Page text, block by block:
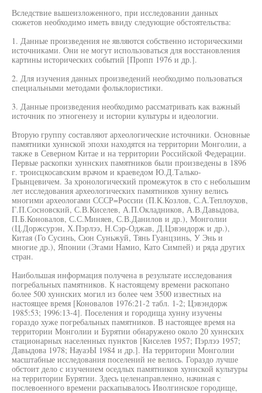
Вследствие вышеизложенного, при исследовании данных
сюжетов необходимо иметь ввиду следующие обстоятельства:
1. Данные произведения не являются собственно историческими
источниками. Они не могут использоваться для восстановления
картины исторических событий [Пропп 1976 и др.].
2. Для изучения данных произведений необходимо пользоваться
специальными методами фольклористики.
3. Данные произведения необходимо рассматривать как важный
источник по этногенезу и истории культуры и идеологии.
Вторую группу составляют археологические источники. Основные
памятники хуннской эпохи находятся на территории Монголии, а
также в Северном Китае и на территории Российской Федерации.
Первые раскопки хуннских памятников были произведены в 1896
г. троисцкосавским врачом и краеведом Ю.Д.Талько-
Грынцевичем. За хронологический промежуток в сто с небольшим
лет исследования археологических памятников хунну велись
многими археологами СССР=России (П.К.Козлов, С.А.Теплоухов,
Г.П.Сосновский, С.В.Киселев, А.П.Окладников, А.В.Давыдова,
П.Б.Коновалов, С.С.Миняев, С.В.Данилов и др.), Монголии
(Ц.Доржсурэн, Х.Пэрлээ, Н.Сэр-Оджав, Д.Цэвэндорж и др.),
Китая (Го Сусинь, Сюн Суньжуй, Тянь Гуанцзинь, У Энь и
многие др.), Японии (Эгами Намио, Като Симпей) и ряда других
стран.
Наибольшая информация получена в результате исследования
погребальных памятников. К настоящему времени раскопано
более 500 хуннских могил из более чем 3500 известных на
настоящее время [Коновалов 1976:21-2 табл. 1-2; Цэвэндорж
1985:53; 1996:13-4]. Поселения и городища хунну изучены
гораздо хуже погребальных памятников. В настоящее время на
территории Монголии и Бурятии обнаружено около 20 хуннских
стационарных населенных пунктов [Киселев 1957; Пэрлээ 1957;
Давыдова 1978; НауаэЫ 1984 и др.]. На территории Монголии
масштабные исследования поселений не велись. Гораздо лучше
обстоит дело с изучением оседлых памятников хуннской культуры
на территории Бурятии. Здесь целенаправленно, начиная с
послевоенного времени раскапывалось Иволгинское городище,